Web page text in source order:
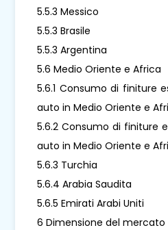
5.5.3 Messico
5.5.3 Brasile
5.5.3 Argentina
5.6 Medio Oriente e Africa
5.6.1 Consumo di finiture
auto in Medio Oriente e
5.6.2 Consumo di finiture
auto in Medio Oriente e
5.6.3 Turchia
5.6.4 Arabia Saudita
5.6.5 Emirati Arabi Uniti
6 Dimensione del